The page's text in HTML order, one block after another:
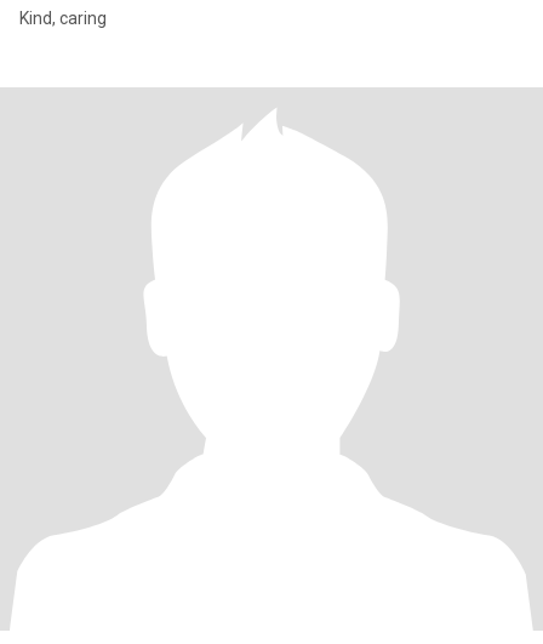
Kind, caring